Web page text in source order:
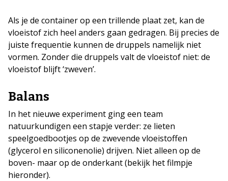
Als je de container op een trillende plaat zet, kan de
vloeistof zich heel anders gaan gedragen. Bij precies de
juiste frequentie kunnen de druppels namelijk niet
vormen. Zonder die druppels valt de vloeistof niet: de
vloeistof blijft ‘zweven’.
Balans
In het nieuwe experiment ging een team
natuurkundigen een stapje verder: ze lieten
speelgoedbootjes op de zwevende vloeistoffen
(glycerol en siliconenolie) drijven. Niet alleen op de
boven- maar op de onderkant (bekijk het filmpje
hieronder).